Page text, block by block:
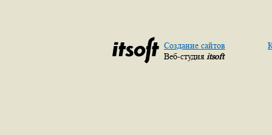
Создание сайтов
Веб-студия itsoft